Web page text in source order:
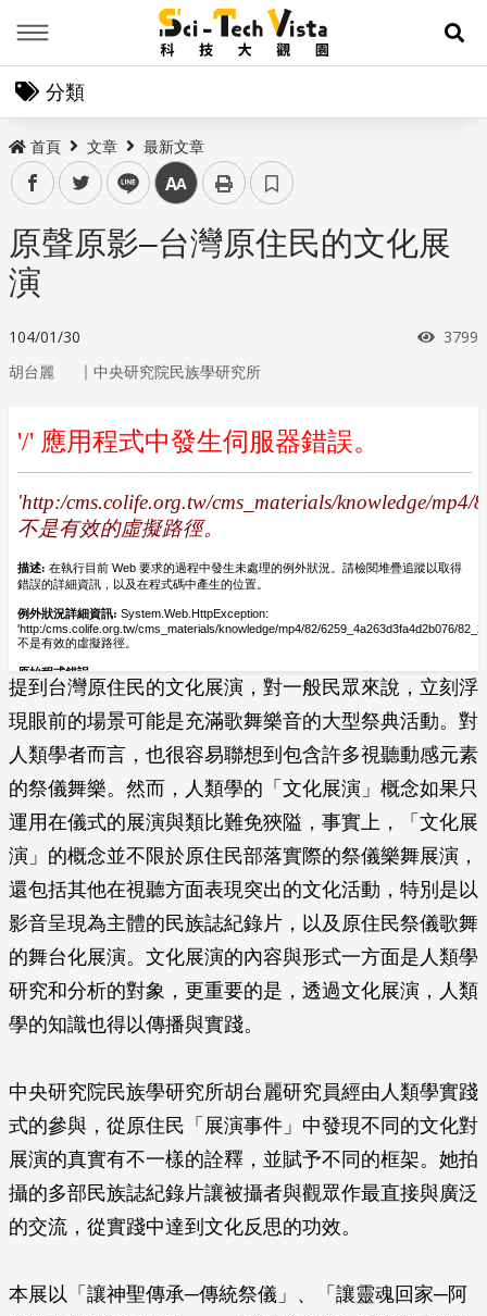
展
分類
首頁 文章 最新文章
facebooktwitter line 中
原聲原影–台灣原住民的文化展
演
104/01/30 瀏覽
3799
胡台麗 ｜ 中央研究院民族學研究所
提到台灣原住民的文化展演，對一般民眾來說，立刻浮
現眼前的場景可能是充滿歌舞樂音的大型祭典活動。對
人類學者而言，也很容易聯想到包含許多視聽動感元素
的祭儀舞樂。然而，人類學的「文化展演」概念如果只
運用在儀式的展演與類比難免狹隘，事實上，「文化展
演」的概念並不限於原住民部落實際的祭儀樂舞展演，
還包括其他在視聽方面表現突出的文化活動，特別是以
影音呈現為主體的民族誌紀錄片，以及原住民祭儀歌舞
的舞台化展演。文化展演的內容與形式一方面是人類學
研究和分析的對象，更重要的是，透過文化展演，人類
學的知識也得以傳播與實踐。
中央研究院民族學研究所胡台麗研究員經由人類學實踐
式的參與，從原住民「展演事件」中發現不同的文化對
展演的真實有不一樣的詮釋，並賦予不同的框架。她拍
攝的多部民族誌紀錄片讓被攝者與觀眾作最直接與廣泛
的交流，從實踐中達到文化反思的功效。
本展以「讓神聖傳承─傳統祭儀」、「讓靈魂回家─阿